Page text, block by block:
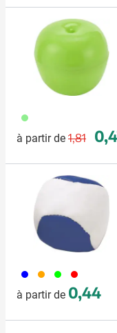
029
à partir de
Prix normal
1,81
Prix
005 007 019 008
à partir de 0,44